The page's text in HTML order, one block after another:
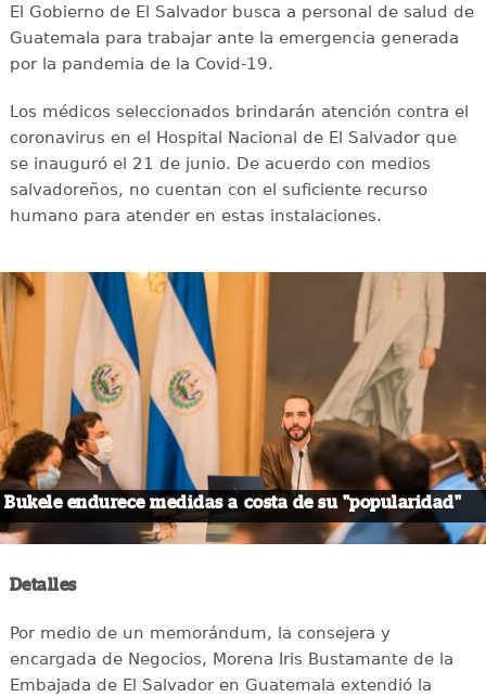
El Gobierno de El Salvador busca a personal de salud de
Guatemala para trabajar ante la emergencia generada
por la pandemia de la Covid-19.
Los médicos seleccionados brindarán atención contra el
coronavirus en el Hospital Nacional de El Salvador que
se inauguró el 21 de junio. De acuerdo con medios
salvadoreños, no cuentan con el suficiente recurso
humano para atender en estas instalaciones.
Bukele endurece medidas a costa de su "popularidad"
Detalles
Por medio de un memorándum, la consejera y
encargada de Negocios, Morena Iris Bustamante de la
Embajada de El Salvador en Guatemala extendió la